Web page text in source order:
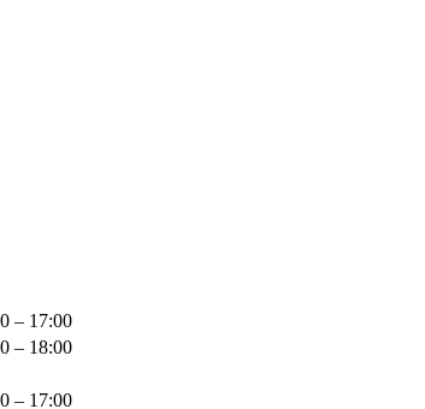
– 17:00
– 18:00
– 17:00